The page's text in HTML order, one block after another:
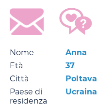
Nome
Anna
Età
37
Città
Poltava
Paese di
residenza
Ucraina